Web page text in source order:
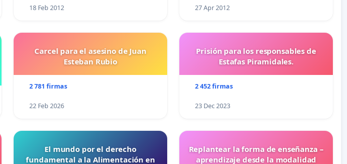
18 Feb 2012 27 Apr 2012
Carcel para el asesino de Juan
Esteban Rubio
2 781 firmas
22 Feb 2026
Prisión para los responsables de
Estafas Piramidales.
2 452 firmas
23 Dec 2023
El mundo por el derecho
fundamental a la Alimentación en
Replantear la forma de enseñanza –
aprendizaje desde la modalidad